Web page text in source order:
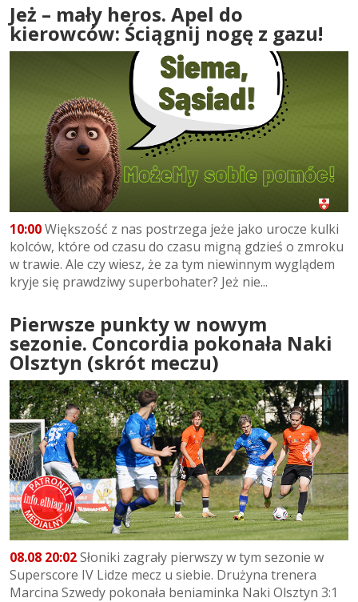
Jeż – mały heros. Apel do
kierowców: Ściągnij nogę z gazu!
10:00Większość z nas postrzega jeże jako urocze kulki
kolców, które od czasu do czasu migną gdzieś o zmroku
w trawie. Ale czy wiesz, że za tym niewinnym wyglądem
kryje się prawdziwy superbohater? Jeż nie...
Pierwsze punkty w nowym
sezonie. Concordia pokonała Naki
Olsztyn (skrót meczu)
08.08 20:02Słoniki zagrały pierwszy w tym sezonie w
Superscore IV Lidze mecz u siebie. Drużyna trenera
Marcina Szwedy pokonała beniaminka Naki Olsztyn 3:1